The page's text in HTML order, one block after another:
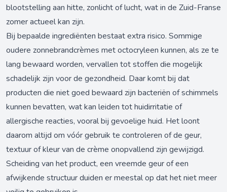
blootstelling aan hitte, zonlicht of lucht, wat in de Zuid-Franse
zomer actueel kan zijn.
Bij bepaalde ingrediënten bestaat extra risico. Sommige
oudere zonnebrandcrèmes met octocryleen kunnen, als ze te
lang bewaard worden, vervallen tot stoffen die mogelijk
schadelijk zijn voor de gezondheid. Daar komt bij dat
producten die niet goed bewaard zijn bacteriën of schimmels
kunnen bevatten, wat kan leiden tot huidirritatie of
allergische reacties, vooral bij gevoelige huid. Het loont
daarom altijd om vóór gebruik te controleren of de geur,
textuur of kleur van de crème onopvallend zijn gewijzigd.
Scheiding van het product, een vreemde geur of een
afwijkende structuur duiden er meestal op dat het niet meer